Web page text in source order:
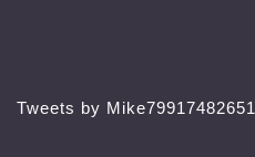
Tweets by Mike79917482651